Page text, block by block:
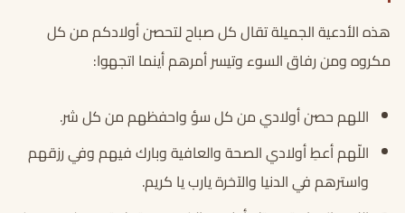
هذه الأدعية الجميلة تقال كل صباح لتحصن أولادكم من كل
مكروه ومن رفاق السوء وتيسر أمرهم أينما اتجهوا:
اللهم حصن أولادي من كل سؤ واحفظهم من كل شر.
اللّهم أعطِ أولادي الصحة والعافية وبارك فيهم وفي رزقهم
واسترهم في الدنيا والآخرة يارب يا كريم.